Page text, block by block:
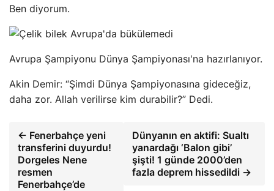
Ben diyorum.
Avrupa Şampiyonu Dünya Şampiyonası'na hazırlanıyor.
Akin Demir: “Şimdi Dünya Şampiyonasına gideceğiz,
daha zor. Allah verilirse kim durabilir?” Dedi.
← Fenerbahçe yeni
transferini duyurdu!
Dorgeles Nene
resmen
Fenerbahçe’de
Dünyanın en aktifi: Sualtı
yanardağı ‘Balon gibi’
şişti! 1 günde 2000’den
fazla deprem hissedildi →